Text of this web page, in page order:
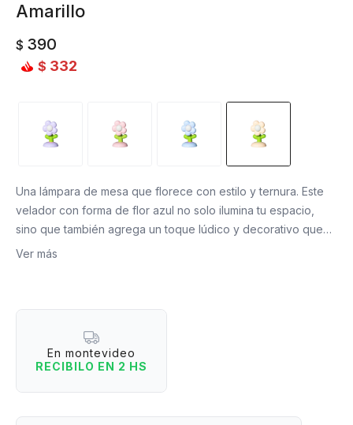
Amarillo
$ 390
$ 332
Una lámpara de mesa que florece con estilo y ternura. Este
velador con forma de flor azul no solo ilumina tu espacio,
sino que también agrega un toque lúdico y decorativo que
alegra cualquier rincón.
- Diseño adorable en forma de flor que decora incluso
apagado.
Ver más
En montevideo
RECIBILO EN 2 HS